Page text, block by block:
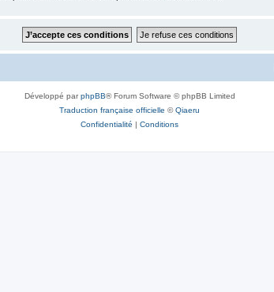
Développé parphpBB® Forum Software © phpBB Limited
Traduction française officielle ©Qiaeru
Confidentialité | Conditions